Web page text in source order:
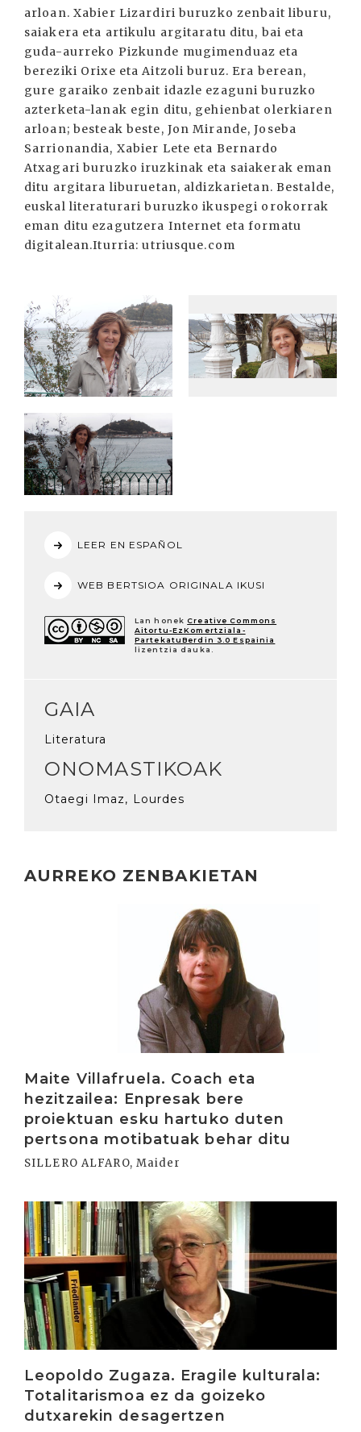
arloan. Xabier Lizardiri buruzko zenbait liburu,
saiakera eta artikulu argitaratu ditu, bai eta
guda-aurreko Pizkunde mugimenduaz eta
bereziki Orixe eta Aitzoli buruz. Era berean,
gure garaiko zenbait idazle ezaguni buruzko
azterketa-lanak egin ditu, gehienbat olerkiaren
arloan; besteak beste, Jon Mirande, Joseba
Sarrionandia, Xabier Lete eta Bernardo
Atxagari buruzko iruzkinak eta saiakerak eman
ditu argitara liburuetan, aldizkarietan. Bestalde,
euskal literaturari buruzko ikuspegi orokorrak
eman ditu ezagutzera Internet eta formatu
digitalean.Iturria: utriusque.com
LEER EN ESPAÑOL
WEB BERTSIOA ORIGINALA IKUSI
Lan honek Creative Commons
Aitortu-EzKomertziala-
PartekatuBerdin 3.0 Espainia
lizentzia dauka.
GAIA
Literatura
ONOMASTIKOAK
Otaegi Imaz, Lourdes
AURREKO ZENBAKIETAN
Maite Villafruela. Coach eta
hezitzailea: Enpresak bere
proiektuan esku hartuko duten
pertsona motibatuak behar ditu
SILLERO ALFARO, Maider
Leopoldo Zugaza. Eragile kulturala:
Totalitarismoa ez da goizeko
dutxarekin desagertzen
Irakurri